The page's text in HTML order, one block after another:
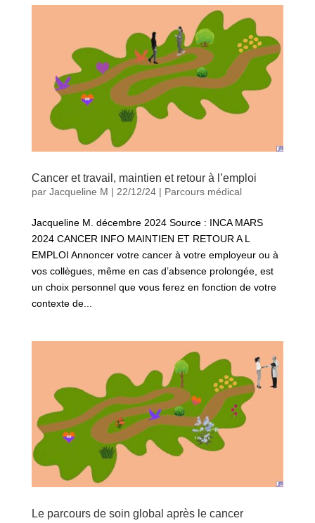
Cancer et travail, maintien et retour à l’emploi
par Jacqueline M | 22/12/24| Parcours médical
Jacqueline M. décembre 2024 Source : INCA MARS
2024 CANCER INFO MAINTIEN ET RETOUR A L
EMPLOI Annoncer votre cancer à votre employeur ou à
vos collègues, même en cas d’absence prolongée, est
un choix personnel que vous ferez en fonction de votre
contexte de...
Le parcours de soin global après le cancer